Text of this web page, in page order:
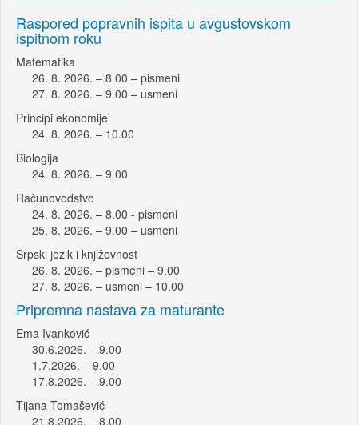
Raspored popravnih ispita u avgustovskom
ispitnom roku
Matematika
26. 8. 2026. – 8.00 – pismeni
27. 8. 2026. – 9.00 – usmeni
Principi ekonomije
24. 8. 2026. – 10.00
Biologija
24. 8. 2026. – 9.00
Računovodstvo
24. 8. 2026. – 8.00 - pismeni
25. 8. 2026. – 9.00 – usmeni
Srpski jezik i književnost
26. 8. 2026. – pismeni – 9.00
27. 8. 2026. – usmeni – 10.00
Pripremna nastava za maturante
Ema Ivanković
30.6.2026. – 9.00
1.7.2026. – 9.00
17.8.2026. – 9.00
Tijana Tomašević
21.8.2026. – 8.00